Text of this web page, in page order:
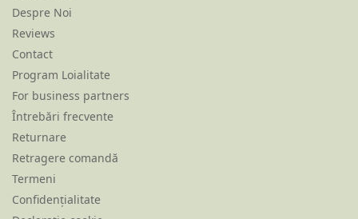
Despre Noi
Reviews
Contact
Program Loialitate
For business partners
Întrebări frecvente
Returnare
Retragere comandă
Termeni
Confidențialitate